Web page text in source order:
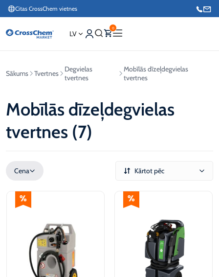
Citas CrossChem vietnes
Interneta veikals / Mārketings
Info tālrunis / Pasūtījumu pieteikšana esošiem klientiem
+371 26624000
LV
0
Sākums Tvertnes
Degvielas
tvertnes
Mobīlās dīzeļdegvielas
tvertnes
Mobīlās dīzeļdegvielas
tvertnes (7)
Cena
€
Kārtot pēc